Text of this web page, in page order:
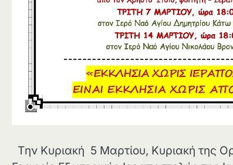
Tην Κυριακή 5 Μαρτίου, Κυριακή της